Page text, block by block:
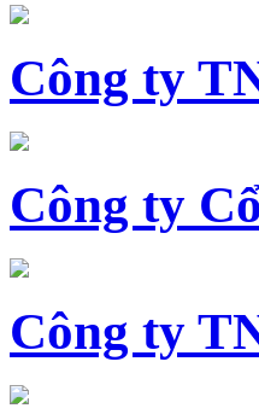
Công ty
Công ty
Công ty